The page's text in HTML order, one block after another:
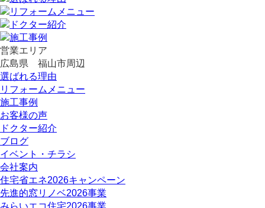
営業エリア
広島県 福山市周辺
選ばれる理由
リフォームメニュー
施工事例
お客様の声
ドクター紹介
ブログ
イベント・チラシ
会社案内
住宅省エネ2026キャンペーン
先進的窓リノベ2026事業
みらいエコ住宅2026事業